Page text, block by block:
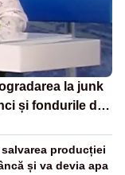
la junk
și fondurile de
producției
și va devia apa